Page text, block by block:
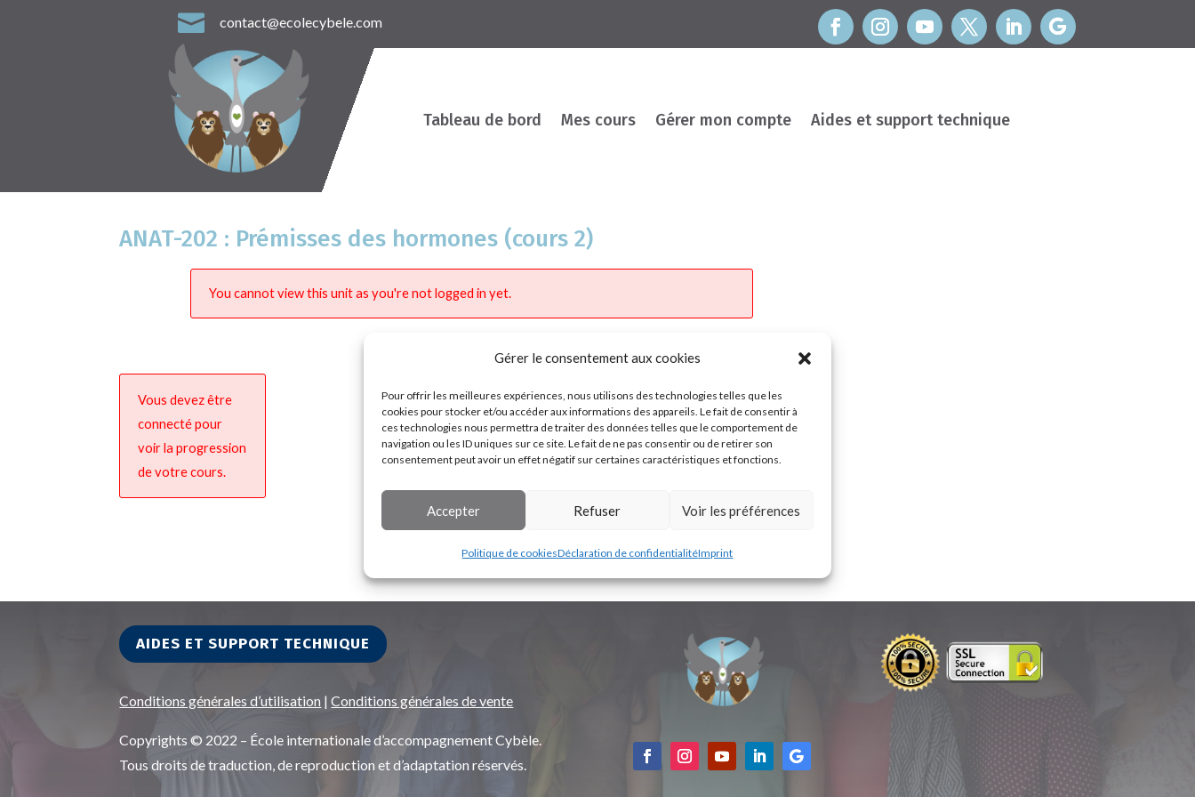
Gérer le consentement aux cookies
Pour offrir les meilleures expériences, nous utilisons des technologies telles que les
cookies pour stocker et/ou accéder aux informations des appareils. Le fait de consentir à
ces technologies nous permettra de traiter des données telles que le comportement de
navigation ou les ID uniques sur ce site. Le fait de ne pas consentir ou de retirer son
consentement peut avoir un effet négatif sur certaines caractéristiques et fonctions.
Accepter Refuser Voir les préférences
Politique de cookiesDéclaration de confidentialitéImprint
 contact@ecolecybele.com
Tableau de bord Mes cours Gérer mon compte Aides et support technique
ANAT-202 : Prémisses des hormones (cours 2)
You cannot view this unit as you're not logged in yet.
Vous devez être
connecté pour
voir la progression
de votre cours.
AIDES ET SUPPORT TECHNIQUE
Conditions générales d’utilisation | Conditions générales de vente
Copyrights © 2022 – École internationale d’accompagnement Cybèle.
Tous droits de traduction, de reproduction et d’adaptation réservés.